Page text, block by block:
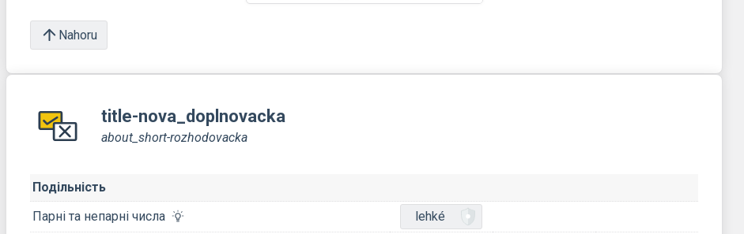
Nahoru
title-nova_doplnovacka
about_short-rozhodovacka
Подільність
Парні та непарні числа
lehké